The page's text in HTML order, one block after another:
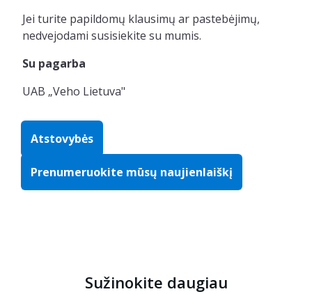
Jei turite papildomų klausimų ar pastebėjimų,
nedvejodami susisiekite su mumis.
Su pagarba
UAB „Veho Lietuva"
Atstovybės
Prenumeruokite mūsų naujienlaiškį
Sužinokite daugiau